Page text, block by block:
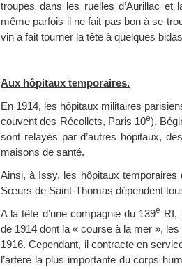
troupes dans les ruelles d’Aurillac et
même parfois il ne fait pas bon à se
vin a fait tourner la tête à quelques
Aux hôpitaux temporaires.
En 1914, les hôpitaux militaires
couvent des Récollets, Paris 10e),
sont relayés par d’autres hôpitaux,
maisons de santé.
Ainsi, à Issy, les hôpitaux temporaires
Sœurs de Saint-Thomas dépendent
A la tête d’une compagnie du 139e RI,
de 1914 dont la « course à la mer »,
1916. Cependant, il contracte en
l’artère la plus importante du corps